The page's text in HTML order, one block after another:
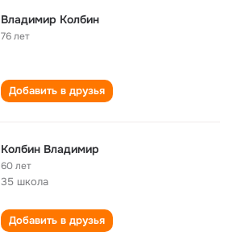
Владимир Колбин
76 лет
Добавить в друзья
Колбин Владимир
60 лет
35 школа
Добавить в друзья